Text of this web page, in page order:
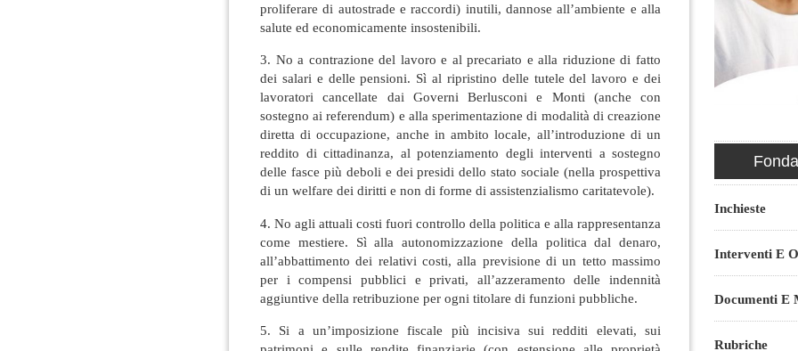
proliferare di autostrade e raccordi) inutili, dannose all’ambiente e alla
salute ed economicamente insostenibili.
3. No a contrazione del lavoro e al precariato e alla riduzione di fatto
dei salari e delle pensioni. Sì al ripristino delle tutele del lavoro e dei
lavoratori cancellate dai Governi Berlusconi e Monti (anche con
sostegno ai referendum) e alla sperimentazione di modalità di creazione
diretta di occupazione, anche in ambito locale, all’introduzione di un
reddito di cittadinanza, al potenziamento degli interventi a sostegno
delle fasce più deboli e dei presidi dello stato sociale (nella prospettiva
di un welfare dei diritti e non di forme di assistenzialismo caritatevole).
4. No agli attuali costi fuori controllo della politica e alla rappresentanza
come mestiere. Sì alla autonomizzazione della politica dal denaro,
all’abbattimento dei relativi costi, alla previsione di un tetto massimo
per i compensi pubblici e privati, all’azzeramento delle indennità
aggiuntive della retribuzione per ogni titolare di funzioni pubbliche.
5. Si a un’imposizione fiscale più incisiva sui redditi elevati, sui
Inchieste
Interventi E
Documenti E
Rubriche